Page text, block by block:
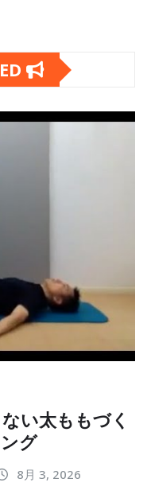
い太ももづく
グ
8月 3, 2026